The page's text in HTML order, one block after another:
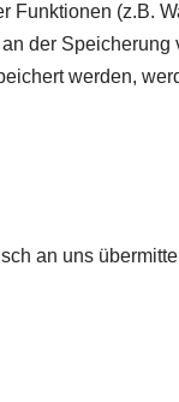
Funktionen (z.B.
der
werden,
an uns